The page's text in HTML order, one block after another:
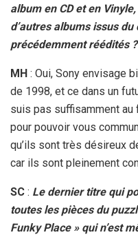
album en CD et en
d’autres albums issus
précédemment réédités ?
MH : Oui, Sony envisage
de 1998, et ce dans un
suis pas suffisamment
pour pouvoir vous
qu’ils sont très désireux
car ils sont pleinement
SC : Le dernier titre qui
toutes les pièces du
Funky Place » qui n’est